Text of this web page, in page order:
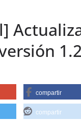
1.2
compartir
compartir